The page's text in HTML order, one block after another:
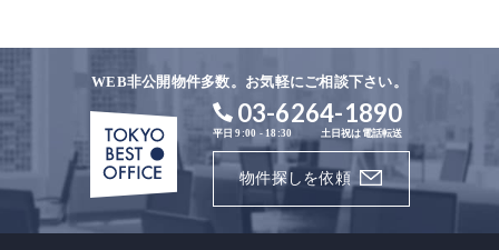
WEB非公開物件多数。お気軽にご相談下さい。
03-6264-1890
平日 9:00 - 18:30 土日祝は電話転送
物件探しを依頼